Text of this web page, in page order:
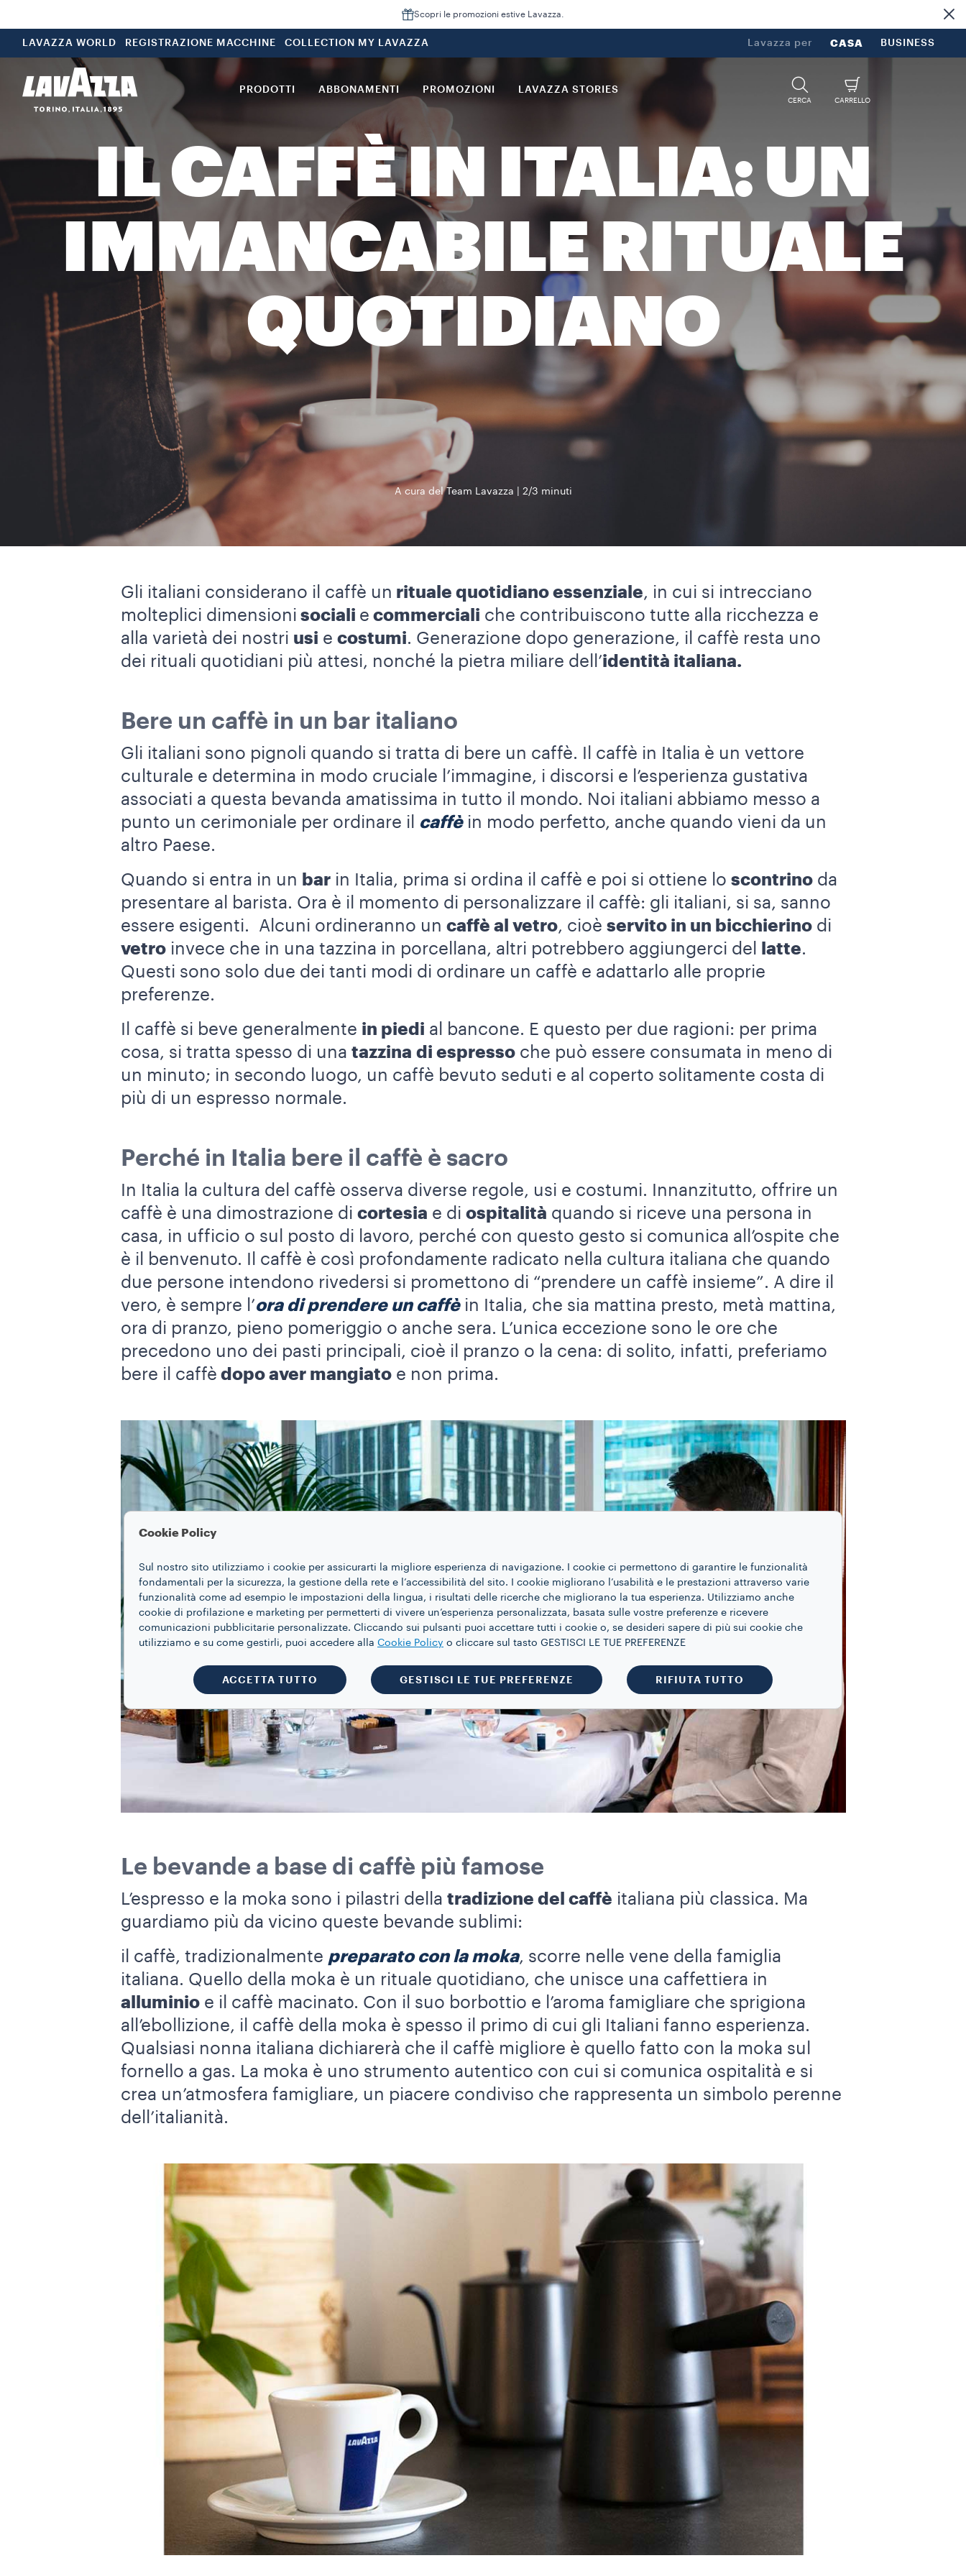
Scopri le promozioni estive Lavazza.
LAVAZZA WORLD REGISTRAZIONE MACCHINE COLLECTION MY LAVAZZA Lavazza per CASA BUSINESS
PRODOTTI ABBONAMENTI PROMOZIONI LAVAZZA STORIES
CERCA CARRELLO
IL CAFFÈ IN ITALIA: UN
IMMANCABILE RITUALE
QUOTIDIANO
A cura del Team Lavazza 2/3 minuti
Gli italiani considerano il caffè un rituale quotidiano essenziale, in cui si intrecciano
molteplici dimensioni sociali e commerciali che contribuiscono tutte alla ricchezza e
alla varietà dei nostri usi e costumi. Generazione dopo generazione, il caffè resta uno
dei rituali quotidiani più attesi, nonché la pietra miliare dell’identità italiana.
Bere un caffè in un bar italiano
Gli italiani sono pignoli quando si tratta di bere un caffè. Il caffè in Italia è un vettore
culturale e determina in modo cruciale l’immagine, i discorsi e l’esperienza gustativa
associati a questa bevanda amatissima in tutto il mondo. Noi italiani abbiamo messo a
punto un cerimoniale per ordinare il
caffèin modo perfetto, anche quando vieni da un
altro Paese.
Quando si entra in un barin Italia, prima si ordina il caffè e poi si ottiene lo scontrinoda
presentare al barista. Ora è il momento di personalizzare il caffè: gli italiani, si sa, sanno
essere esigenti. Alcuni ordineranno un caffè al vetro, cioè servito in un bicchierinodi
vetroinvece che in una tazzina in porcellana, altri potrebbero aggiungerci del latte.
Questi sono solo due dei tanti modi di ordinare un caffè e adattarlo alle proprie
preferenze.
Il caffè si beve generalmente in piedi al bancone. E questo per due ragioni: per prima
cosa, si tratta spesso di una tazzina di espressoche può essere consumata in meno di
un minuto; in secondo luogo, un caffè bevuto seduti e al coperto solitamente costa di
più di un espresso normale.
Perché in Italia bere il caffè è sacro
In Italia la cultura del caffè osserva diverse regole, usi e costumi. Innanzitutto, offrire un
caffè è una dimostrazione di cortesia e di ospitalità quando si riceve una persona in
casa, in ufficio o sul posto di lavoro, perché con questo gesto si comunica all’ospite che
è il benvenuto. Il caffè è così profondamente radicato nella cultura italiana che quando
due persone intendono rivedersi si promettono di “prendere un caffè insieme”. A dire il
vero, è sempre l’ora di prendere un caffèin Italia, che sia mattina presto, metà mattina,
ora di pranzo, pieno pomeriggio o anche sera. L’unica eccezione sono le ore che
precedono uno dei pasti principali, cioè il pranzo o la cena: di solito, infatti, preferiamo
bere il caffè dopo aver mangiatoe non prima.
Le bevande a base di caffè più famose
L’espresso e la moka sono i pilastri della tradizione del caffè italiana più classica. Ma
guardiamo più da vicino queste bevande sublimi:
il caffè, tradizionalmente preparato con la moka, scorre nelle vene della famiglia
italiana. Quello della moka è un rituale quotidiano, che unisce una caffettiera in
alluminioe il caffè macinato. Con il suo borbottio e l’aroma famigliare che sprigiona
all’ebollizione, il caffè della moka è spesso il primo di cui gli Italiani fanno esperienza.
Qualsiasi nonna italiana dichiarerà che il caffè migliore è quello fatto con la moka sul
fornello a gas. La moka è uno strumento autentico con cui si comunica ospitalità e si
crea un’atmosfera famigliare, un piacere condiviso che rappresenta un simbolo perenne
dell’italianità.
Cookie Policy
Sul nostro sito utilizziamo i cookie per assicurarti la migliore esperienza di navigazione. I cookie ci permettono di garantire le funzionalità
fondamentali per la sicurezza, la gestione della rete e l’accessibilità del sito. I cookie migliorano l’usabilità e le prestazioni attraverso varie
funzionalità come ad esempio le impostazioni della lingua, i risultati delle ricerche che migliorano la tua esperienza. Utilizziamo anche
cookie di profilazione e marketing per permetterti di vivere un’esperienza personalizzata, basata sulle vostre preferenze e ricevere
comunicazioni pubblicitarie personalizzate. Cliccando sui pulsanti puoi accettare tutti i cookie o, se desideri sapere di più sui cookie che
utilizziamo e su come gestirli, puoi accedere alla Cookie Policy o cliccare sul tasto GESTISCI LE TUE PREFERENZE
ACCETTA TUTTO GESTISCI LE TUE PREFERENZE RIFIUTA TUTTO